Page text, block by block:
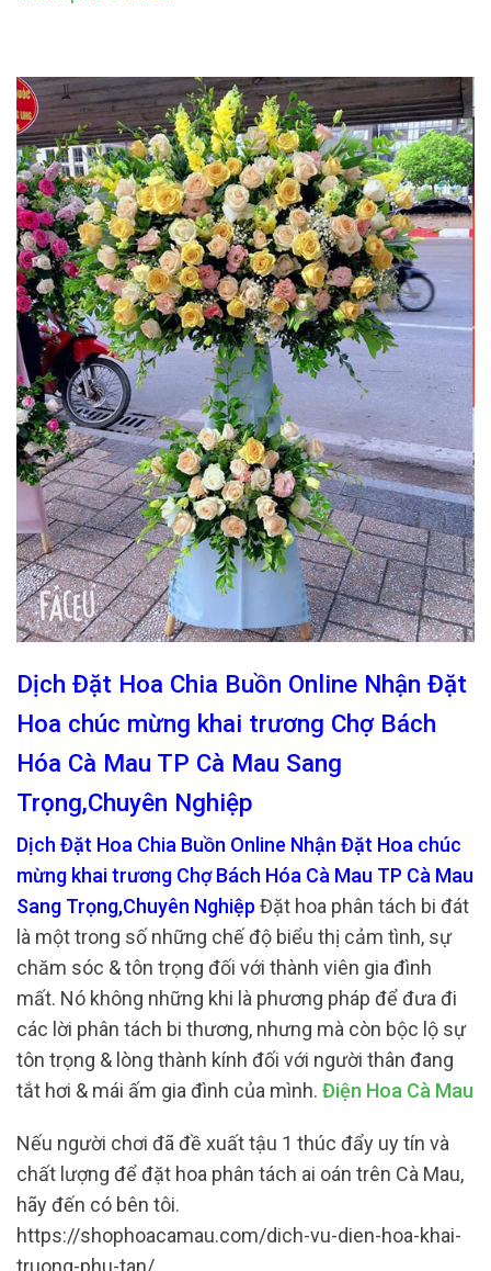
Dịch Đặt Hoa Chia Buồn Online Nhận Đặt
Hoa chúc mừng khai trương Chợ Bách
Hóa Cà Mau TP Cà Mau Sang
Trọng,Chuyên Nghiệp
Dịch Đặt Hoa Chia Buồn Online Nhận Đặt Hoa chúc
mừng khai trương Chợ Bách Hóa Cà Mau TP Cà Mau
Sang Trọng,Chuyên Nghiệp Đặt hoa phân tách bi đát
là một trong số những chế độ biểu thị cảm tình, sự
chăm sóc & tôn trọng đối với thành viên gia đình
mất. Nó không những khi là phương pháp để đưa đi
các lời phân tách bi thương, nhưng mà còn bộc lộ sự
tôn trọng & lòng thành kính đối với người thân đang
tắt hơi & mái ấm gia đình của mình. Điện Hoa Cà Mau
Nếu người chơi đã đề xuất tậu 1 thúc đẩy uy tín và
chất lượng để đặt hoa phân tách ai oán trên Cà Mau,
hãy đến có bên tôi.
https://shophoacamau.com/dich-vu-dien-hoa-khai-
truong-phu-tan/